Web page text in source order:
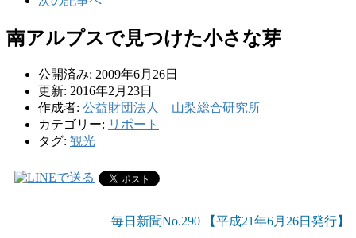
南アルプスで見つけた小さな芽
公開済み: 2009年6月26日
更新: 2016年2月23日
作成者: 公益財団法人 山梨総合研究所
カテゴリー: リポート
タグ: 観光
毎日新聞No.290 【平成21年6月26日発行】